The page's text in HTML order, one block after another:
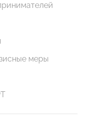
меры